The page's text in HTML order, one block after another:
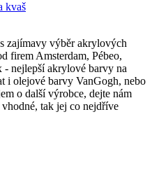
kvaš
zajímavy výběr akrylových
firem Amsterdam, Pébeo,
- nejlepší akrylové barvy na
i olejové barvy VanGogh, nebo
o další výrobce, dejte nám
tak jej co nejdříve